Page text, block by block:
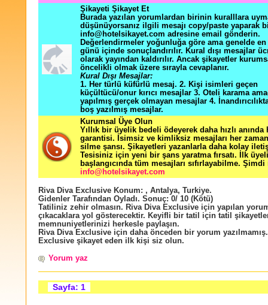
Şikayeti Şikayet Et
Burada yazılan yorumlardan birinin kuralllara
düşünüyorsanız ilgili mesajı copy/paste yaparak
info@hotelsikayet.com adresine email gönderin.
Değerlendirmeler yoğunluğa göre ama genelde
günü içinde sonuçlandırılır. Kural dışı mesajlar
olarak yayından kaldırılır. Ancak şikayetler
öncelikli olmak üzere sırayla cevaplanır.
Kural Dışı Mesajlar:
1. Her türlü küfürlü mesaj. 2. Kişi isimleri geçen
küçültücü/onur kırıcı mesajlar 3. Oteli karama
yapılmış gerçek olmayan mesajlar 4.
boş yazılmış mesajlar.
Kurumsal Üye Olun
Yıllık bir üyelik bedeli ödeyerek daha hızlı
garantisi. İsimsiz ve kimliksiz mesajları her zaman
silme şansı. Şikayetleri yazanlarla daha kolay
Tesisiniz için yeni bir şans yaratma fırsatı. İlk
başlangıcında tüm mesajları sıfırlayabilme. Şimdi
info@hotelsikayet.com
Riva Diva Exclusive Konum: , Antalya, Turkiye.
Gidenler Tarafından Oyladı. Sonuç: 0/ 10 (Kötü)
Tatiliniz zehir olmasın. Riva Diva Exclusive için yapılan
çıkacaklara yol gösterecektir. Keyifli bir tatil için tatil
memnuniyetlerinizi herkesle paylaşın.
Riva Diva Exclusive için daha önceden bir yorum
Exclusive şikayet eden ilk kişi siz olun.
Yorum yaz
Sayfa: 1